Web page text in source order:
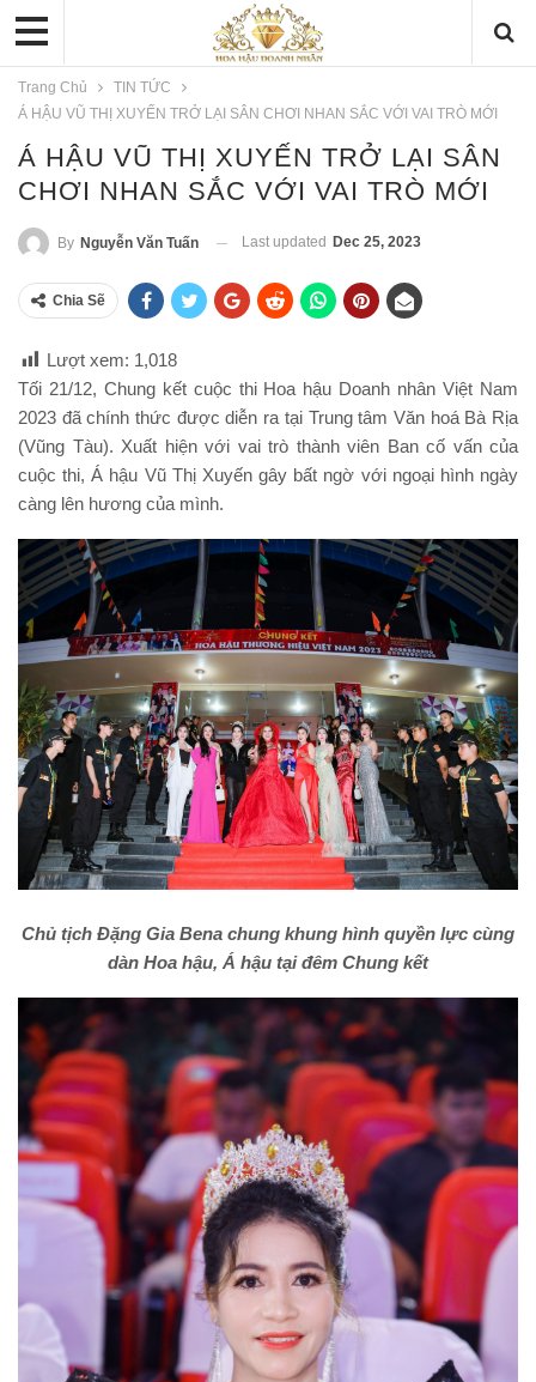
Trang Chủ
TIN TỨC
Á HẬU VŨ THỊ XUYẾN TRỞ LẠI SÂN CHƠI NHAN SẮC VỚI VAI TRÒ MỚI
Á HẬU VŨ THỊ XUYẾN TRỞ LẠI SÂN
CHƠI NHAN SẮC VỚI VAI TRÒ MỚI
By Nguyễn Văn Tuấn Last updated Dec 25, 2023
Chia Sẽ
Lượt xem: 1,018
Tối 21/12, Chung kết cuộc thi Hoa hậu Doanh nhân Việt Nam
2023 đã chính thức được diễn ra tại Trung tâm Văn hoá Bà Rịa
(Vũng Tàu). Xuất hiện với vai trò thành viên Ban cố vấn của
cuộc thi, Á hậu Vũ Thị Xuyến gây bất ngờ với ngoại hình ngày
càng lên hương của mình.
Chủ tịch Đặng Gia Bena chung khung hình quyền lực cùng
dàn Hoa hậu, Á hậu tại đêm Chung kết